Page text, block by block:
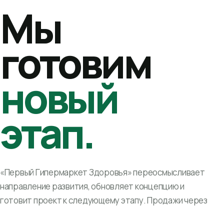
Мы
готовим
новый
этап.
«Первый Гипермаркет Здоровья» переосмысливает
направление развития, обновляет концепцию и
готовит проект к следующему этапу. Продажи через